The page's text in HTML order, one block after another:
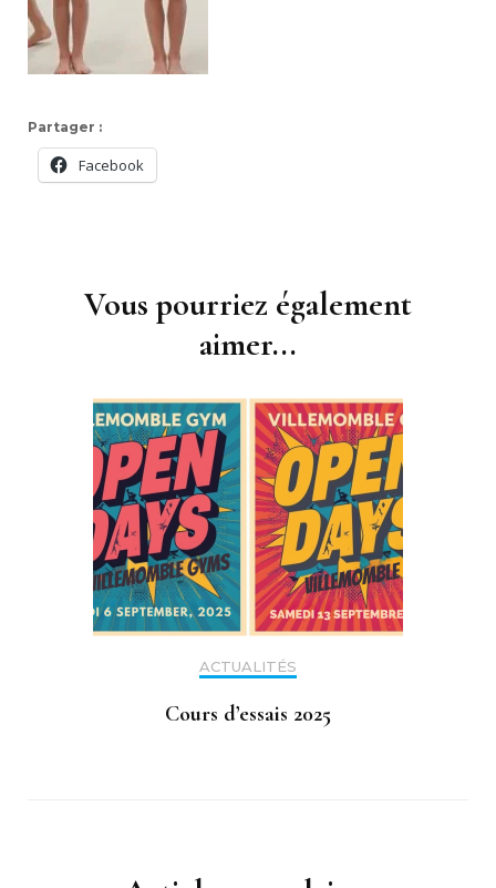
Partager :
Facebook
Vous pourriez également
aimer...
ACTUALITÉS
Cours d’essais 2025